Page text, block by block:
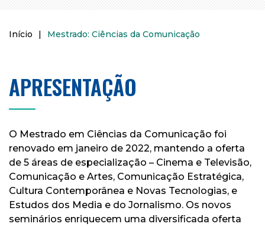
Início | Mestrado: Ciências da Comunicação
APRESENTAÇÃO
O Mestrado em Ciências da Comunicação foi
renovado em janeiro de 2022, mantendo a oferta
de 5 áreas de especialização – Cinema e Televisão,
Comunicação e Artes, Comunicação Estratégica,
Cultura Contemporânea e Novas Tecnologias, e
Estudos dos Media e do Jornalismo. Os novos
seminários enriquecem uma diversificada oferta